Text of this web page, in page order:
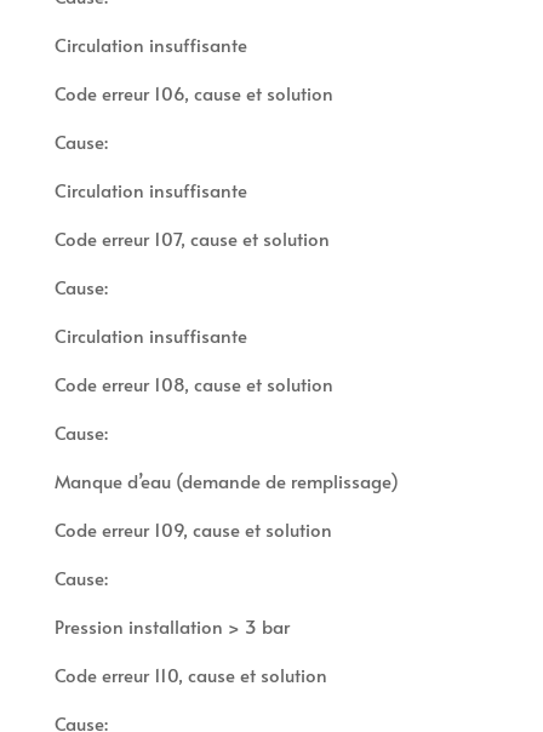
Circulation insuffisante
Code erreur 106, cause et solution
Cause:
Circulation insuffisante
Code erreur 107, cause et solution
Cause:
Circulation insuffisante
Code erreur 108, cause et solution
Cause:
Manque d’eau (demande de remplissage)
Code erreur 109, cause et solution
Cause:
Pression installation > 3 bar
Code erreur 110, cause et solution
Cause: